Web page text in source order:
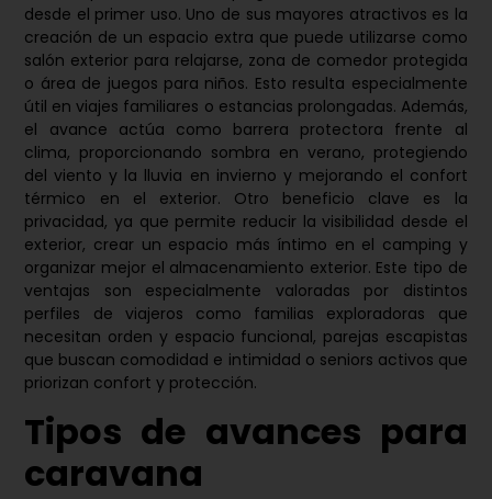
desde el primer uso. Uno de sus mayores atractivos es la
creación de un espacio extra que puede utilizarse como
salón exterior para relajarse, zona de comedor protegida
o área de juegos para niños. Esto resulta especialmente
útil en viajes familiares o estancias prolongadas. Además,
el avance actúa como barrera protectora frente al
clima, proporcionando sombra en verano, protegiendo
del viento y la lluvia en invierno y mejorando el confort
térmico en el exterior. Otro beneficio clave es la
privacidad, ya que permite reducir la visibilidad desde el
exterior, crear un espacio más íntimo en el camping y
organizar mejor el almacenamiento exterior. Este tipo de
ventajas son especialmente valoradas por distintos
perfiles de viajeros como familias exploradoras que
necesitan orden y espacio funcional, parejas escapistas
que buscan comodidad e intimidad o seniors activos que
priorizan confort y protección.
Tipos de avances para
caravana